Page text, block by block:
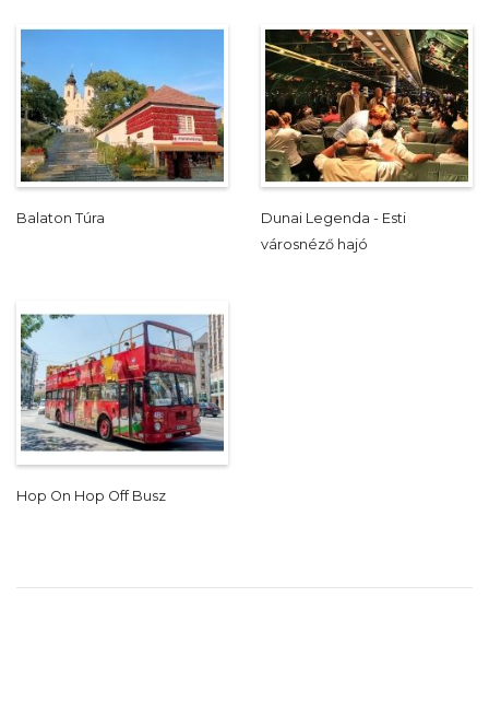
Balaton Túra
Dunai Legenda - Esti
városnéző hajó
Hop On Hop Off Busz